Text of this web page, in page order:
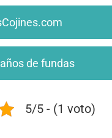
de fundas
5/5 - (1 voto)